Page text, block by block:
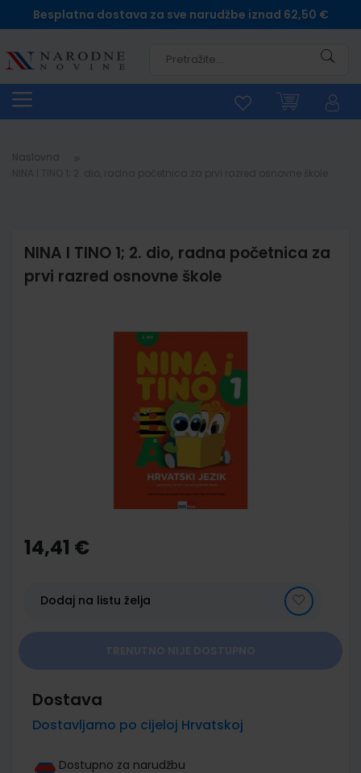
Besplatna dostava za sve narudžbe iznad 62,50 €
Naslovna
NINA I TINO 1; 2. dio, radna početnica za
prvi razred osnovne škole
the
beginning
gallery
14,41 €
Dodaj na listu želja
Dostava
Dostavljamo po cijeloj Hrvatskoj
Dostupno za narudžbu